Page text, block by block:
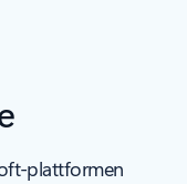
plattformen